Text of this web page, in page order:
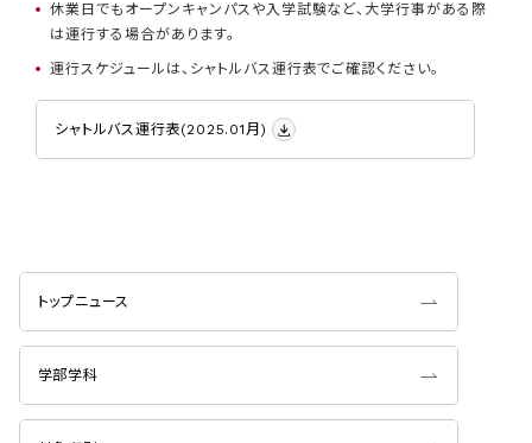
休業日でもオープンキャンパスや入学試験など、大学行事がある際
は運行する場合があります。
運行スケジュールは、シャトルバス運行表でご確認ください。
シャトルバス運行表(2025.01月)
トップニュース
学部学科